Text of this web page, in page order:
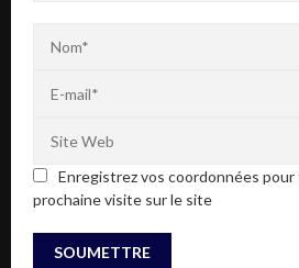
Enregistrez vos coordonnées
prochaine visite sur le site